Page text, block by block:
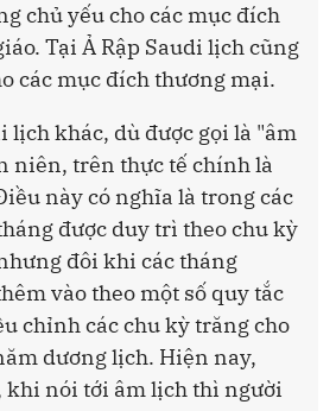
chủ yếu cho các mục đích
Tại Ả Rập Saudi lịch cũng
các mục đích thương mại.
lịch khác, dù được gọi là "âm
niên, trên thực tế chính là
này có nghĩa là trong các
được duy trì theo chu kỳ
đôi khi các tháng
vào theo một số quy tắc
chỉnh các chu kỳ trăng cho
dương lịch. Hiện nay,
khi nói tới âm lịch thì người